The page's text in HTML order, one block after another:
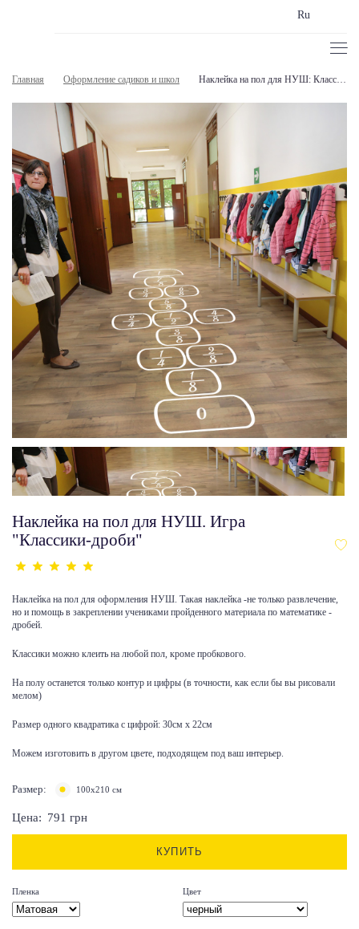
Ru
Главная Оформление садиков и школ Наклейка на пол для НУШ: Классики-дроби
Наклейка на пол для НУШ. Игра
"Классики-дроби"
Наклейка на пол для оформления НУШ. Такая наклейка -не только развлечение,
но и помощь в закреплении учениками пройденного материала по математике -
дробей.
Классики можно клеить на любой пол, кроме пробкового.
На полу останется только контур и цифры (в точности, как если бы вы рисовали
мелом)
Размер одного квадратика с цифрой: 30см х 22см
Можем изготовить в другом цвете, подходящем под ваш интерьер.
Размер: 100х210 см
Цена: 791 грн
КУПИТЬ
Пленка Цвет